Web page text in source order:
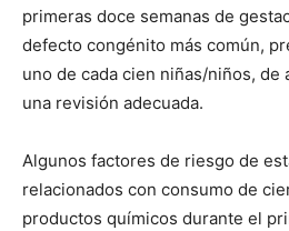
primeras doce semanas de
defecto congénito más común,
uno de cada cien niñas/niños, de
una revisión adecuada.
Algunos factores de riesgo de
relacionados con consumo de
productos químicos durante el